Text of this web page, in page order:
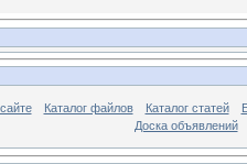
Каталог файлов Каталог статей
Доска объявлений